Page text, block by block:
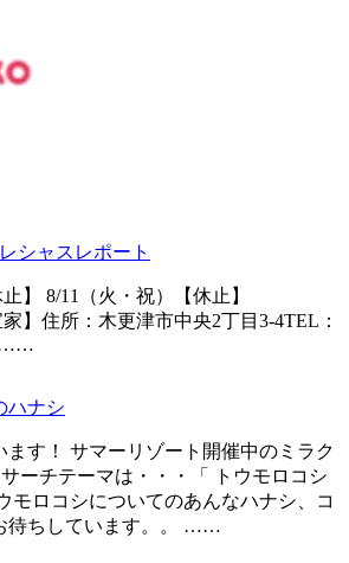
シャスレポート
】 8/11（火・祝）【休止】
】住所：木更津市中央2丁目3-4TEL：
ハナシ
ます！ サマーリゾート開催中のミラク
ーチテーマは・・・「 トウモロコシ
モロコシについてのあんなハナシ、コ
待ちしています。。 ……